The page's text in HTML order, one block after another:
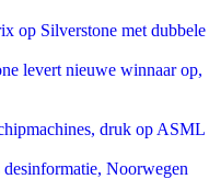
op Silverstone met dubbele
levert nieuwe winnaar op,
druk op ASML
Noorwegen